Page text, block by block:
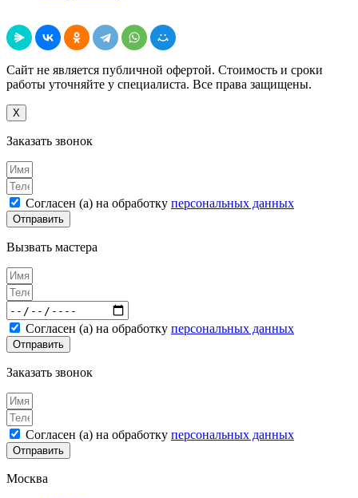
Сайт не является публичной офертой. Стоимость и сроки
работы уточняйте у специалиста. Все права защищены.
X
Заказать звонок
Согласен (а) на обработку персональных данных
Отправить
Вызвать мастера
Согласен (а) на обработку персональных данных
Отправить
Заказать звонок
Согласен (а) на обработку персональных данных
Отправить
Москва